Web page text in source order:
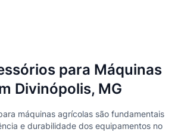
para Máquinas
Divinópolis, MG
máquinas agrícolas são fundamentais
e durabilidade dos equipamentos no